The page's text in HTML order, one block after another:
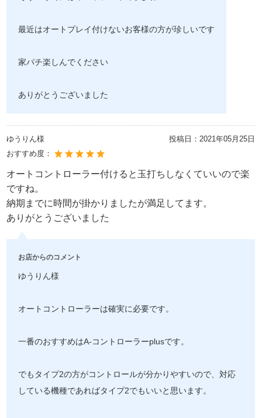
最近はオートプレイ付けないお客様の方が珍しいです
家パチ楽しんでください
ありがとうございました
ゆうりん様 投稿日： 2021年05月25日
おすすめ度：
オートコントローラー付けると玉打ちしなくていいので楽
ですね。
納期までに時間が掛かりましたが満足してます。
ありがとうございました
お店からのコメント
ゆうりん様
オートコントローラーは確実に必要です。
一番のおすすめはA-コントローラーplusです。
でもタイプ2の方がコントロールが分かりやすいので、対応
している機種であればタイプ2でもいいと思います。